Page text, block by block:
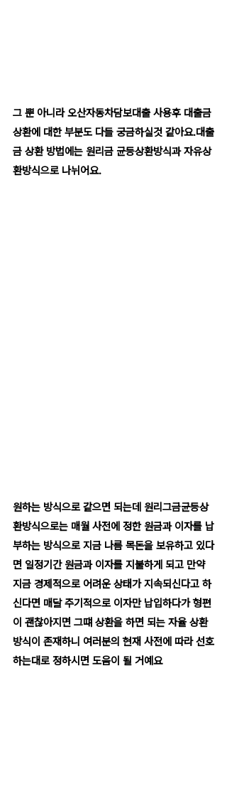
그 뿐 아니라 오산자동차담보대출 사용후 대출금
상환에 대한 부분도 다들 궁금하실것 같아요.대출
금 상환 방법에는 원리금 균등상환방식과 자유상
환방식으로 나뉘어요.
원하는 방식으로 같으면 되는데 원리그금균등상
환방식으로는 매월 사전에 정한 원금과 이자를 납
부하는 방식으로 지금 나름 목돈을 보유하고 있다
면 일정기간 원금과 이자를 지불하게 되고 만약
지금 경제적으로 어려운 상태가 지속되신다고 하
신다면 매달 주기적으로 이자만 납입하다가 형편
이 괜찮아지면 그떄 상환을 하면 되는 자율 상환
방식이 존재하니 여러분의 현재 사전에 따라 선호
하는대로 정하시면 도움이 될 거예요